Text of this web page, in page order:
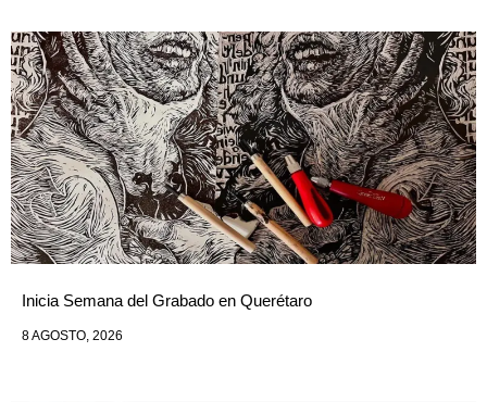
Inicia Semana del Grabado en Querétaro
8 AGOSTO, 2026